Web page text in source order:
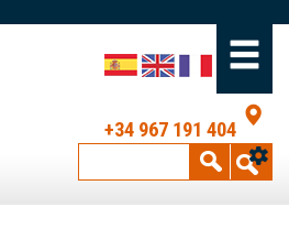
+34 967 191 404